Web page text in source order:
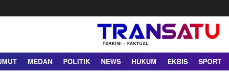
MEDAN POLITIK NEWS HUKUM EKBIS SPORT